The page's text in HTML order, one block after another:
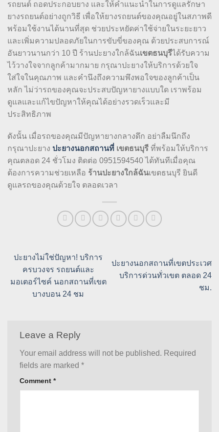
รถยนต์ ถอดประกอบยาง และให้คำแนะนำในการดูแลรักษา
ยางรถยนต์อย่างถูกวิธี เพื่อให้ยางรถยนต์ของคุณอยู่ในสภาพดี
พร้อมใช้งานได้นานที่สุด ช่วยประหยัดค่าใช้จ่ายในระยะยาว
และเพิ่มความปลอดภัยในการขับขี่ของคุณ ด้วยประสบการณ์
อันยาวนานกว่า 10 ปี ร้านปะยางใกล้ฉันเขตธนบุรีได้รับความ
ไว้วางใจจากลูกค้ามากมาย กรุณาปะยางให้บริการด้วยใจ
ใส่ใจในคุณภาพ และคำนึงถึงความพึงพอใจของลูกค้าเป็น
หลัก ไม่ว่ารถของคุณจะประสบปัญหายางแบบใด เราพร้อม
ดูแลและแก้ไขปัญหาให้คุณได้อย่างรวดเร็วและมี
ประสิทธิภาพ
ดังนั้น เมื่อรถของคุณมีปัญหายางกลางดึก อย่าลืมนึกถึง
กรุณาปะยาง ปะยางนอกสถานที่ เขตธนบุรี ที่พร้อมให้บริการ
คุณตลอด 24 ชั่วโมง ติดต่อ 0951594540 ได้ทันทีเมื่อคุณ
ต้องการความช่วยเหลือ ร้านปะยางใกล้ฉันเขตธนบุรี ยินดี
ดูแลรถของคุณด้วยใจ ตลอดเวลา
ปะยางไม่ใช่ปัญหา! บริการ
ครบวงจร รถยนต์และ
มอเตอร์ไซค์ นอกสถานที่เขต
บางบอน 24 ชม
ปะยางนอกสถานที่เขตประเวศ
บริการด่วนทั่วเขต ตลอด 24
ชม.
Leave a Reply
Your email address will not be published. Required
fields are marked *
Comment *